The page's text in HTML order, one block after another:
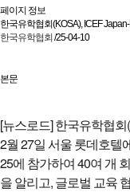
페이지 정보
한국유학협회(KOSA), ICEF
한국유학협회 /25-04-10
본문
[뉴스로드] 한국유학협회
2월 27일 서울 롯데호텔
25에 참가하여 40여 개
을 알리고, 글로벌 교육